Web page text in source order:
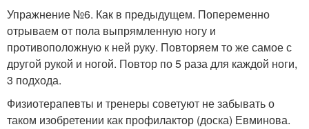
Упражнение №6. Как в предыдущем. Попеременно
отрываем от пола выпрямленную ногу и
противоположную к ней руку. Повторяем то же самое с
другой рукой и ногой. Повтор по 5 раза для каждой ноги,
3 подхода.
Физиотерапевты и тренеры советуют не забывать о
таком изобретении как профилактор (доска) Евминова.